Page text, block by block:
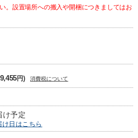
。設置場所への搬入や開梱につきましてはお
円) 消費税について
け予定
日はこちら